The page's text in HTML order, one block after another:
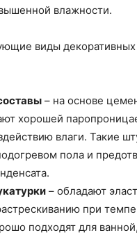
влажности.
виды декоративных
– на основе
хорошей
влаги. Такие
пола и
– обладают
при
подходят для